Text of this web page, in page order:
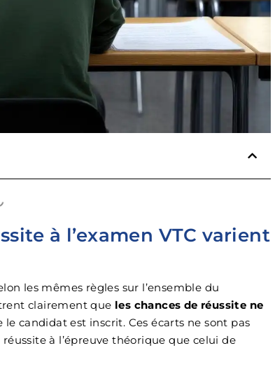
AFRIKA PEOPLE
4 Décembre
reprocher je
recommande
à l’examen VTC varient
les mêmes règles sur l’ensemble du
clairement que les chances de réussite ne
le candidat est inscrit. Ces écarts ne sont pas
à l’épreuve théorique que celui de